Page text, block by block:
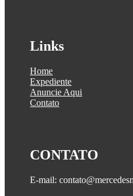
Links
Home
Expediente
Anuncie Aqui
Contato
CONTATO
E-mail: